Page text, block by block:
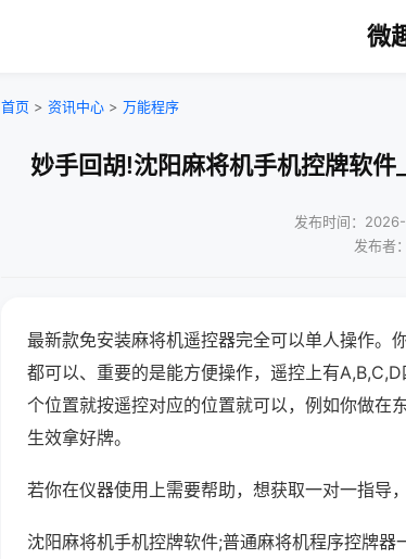
微
首页 > 资讯中心 > 万能程序
妙手回胡!沈阳麻将机手机控牌软
发布时间：
发布者
最新款免安装麻将机遥控器完全可以单人操作。
都可以、重要的是能方便操作，遥控上有
个位置就按遥控对应的位置就可以，例如你做在
生效拿好牌。
若你在仪器使用上需要帮助，想获取一对一指导
沈阳麻将机手机控牌软件;普通麻将机程序控牌